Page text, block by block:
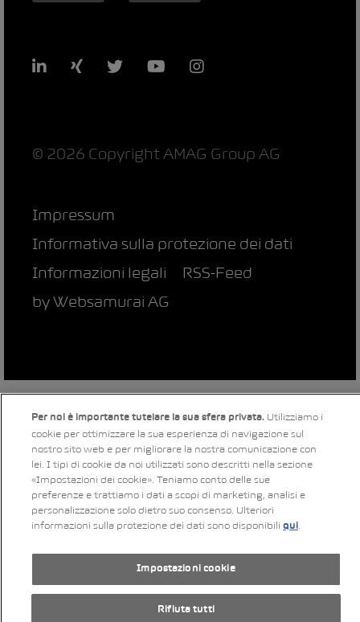
LinkedIn
Xing Twitter YouTubeInstagram
© 2026 Copyright AMAG Group AG
Impressum
Informativa sulla protezione dei dati
Informazioni legali
RSS-Feed
by Web­sa­mu­rai AG
Per noi è importante tutelare la sua sfera privata. Utilizziamo i
cookie per ottimizzare la sua esperienza di navigazione sul
nostro sito web e per migliorare la nostra comunicazione con
lei. I tipi di cookie da noi utilizzati sono descritti nella sezione
«Impostazioni dei cookie». Teniamo conto delle sue
preferenze e trattiamo i dati a scopi di marketing, analisi e
personalizzazione solo dietro suo consenso. Ulteriori
informazioni sulla protezione dei dati sono disponibiliqui.
Impostazioni cookie
Rifiuta tutti